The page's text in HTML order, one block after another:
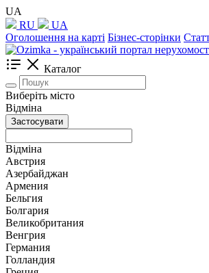
UA
RU
UA
Оголошення на карті Бізнес-сторінки
Каталог
Виберіть місто
Відміна
Застосувати
Відміна
Австрия
Азербайджан
Армения
Бельгия
Болгария
Великобритания
Венгрия
Германия
Голландия